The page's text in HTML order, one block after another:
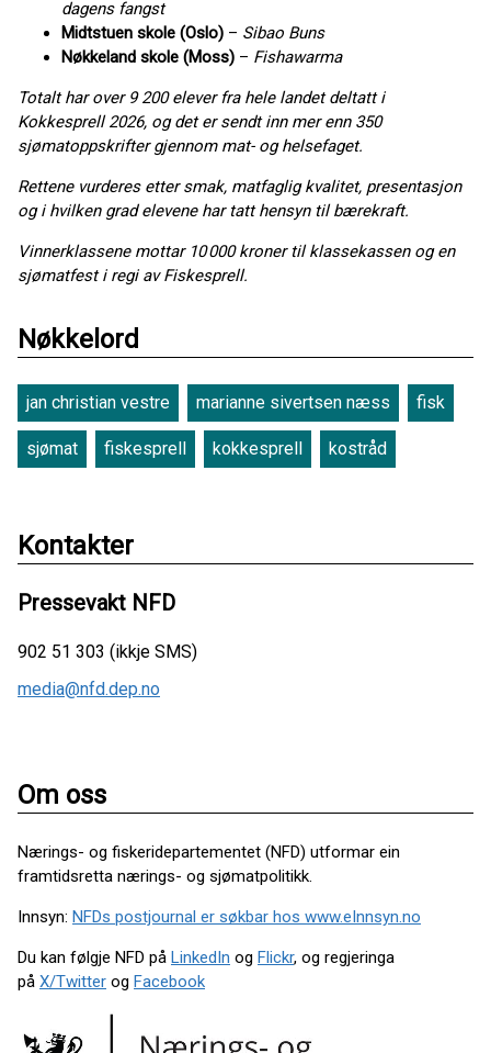
dagens fangst
Midtstuen skole (Oslo) – Sibao Buns
Nøkkeland skole (Moss) – Fishawarma
Totalt har over 9 200 elever fra hele landet deltatt i
Kokkesprell 2026, og det er sendt inn mer enn 350
sjømatoppskrifter gjennom mat- og helsefaget.
Rettene vurderes etter smak, matfaglig kvalitet, presentasjon
og i hvilken grad elevene har tatt hensyn til bærekraft.
Vinnerklassene mottar 10 000 kroner til klassekassen og en
sjømatfest i regi av Fiskesprell.
Nøkkelord
jan christian vestre marianne sivertsen næss fisk
sjømat fiskesprell kokkesprell kostråd
Kontakter
Pressevakt NFD
902 51 303 (ikkje SMS)
media@nfd.dep.no
Om oss
Nærings- og fiskeridepartementet (NFD) utformar ein
framtidsretta nærings- og sjømatpolitikk.
Innsyn: NFDs postjournal er søkbar hos www.eInnsyn.no
Du kan følgje NFD på LinkedIn og Flickr, og regjeringa
på X/Twitter og Facebook